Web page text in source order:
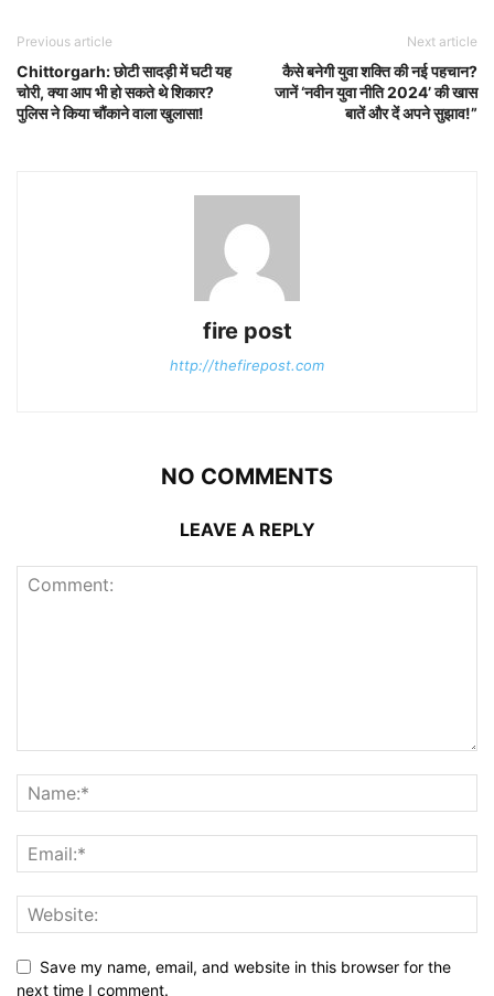
Previous article
Chittorgarh: छोटी सादड़ी में घटी यह
चोरी, क्या आप भी हो सकते थे शिकार?
पुलिस ने किया चौंकाने वाला खुलासा!
Next article
कैसे बनेगी युवा शक्ति की नई पहचान?
जानें ‘नवीन युवा नीति 2024’ की खास
बातें और दें अपने सुझाव!”
fire post
http://thefirepost.com
NO COMMENTS
LEAVE A REPLY
Save my name, email, and website in this browser for the
next time I comment.